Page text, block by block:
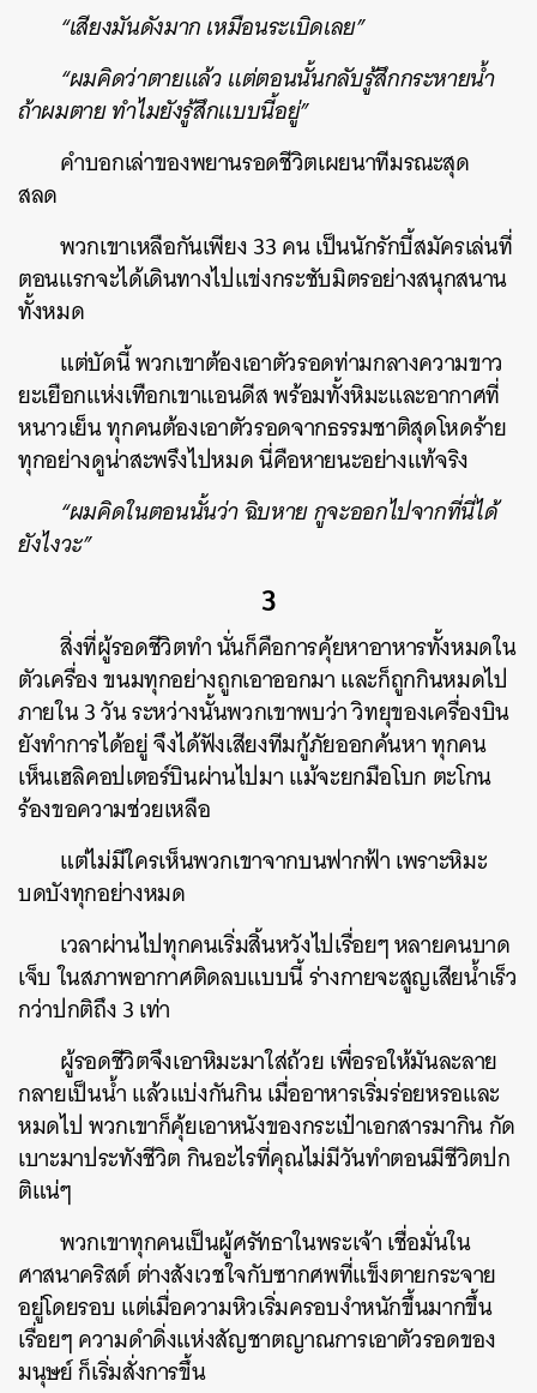
“เสียงมันดังมาก เหมือนระเบิดเลย”
“ผมคิดว่าตายแล้ว แต่ตอนนั้นกลับรู้สึกกระหายน้ำ
ถ้าผมตาย ทำไมยังรู้สึกแบบนี้อยู่”
คำบอกเล่าของพยานรอดชีวิตเผยนาทีมรณะสุด
สลด
พวกเขาเหลือกันเพียง 33 คน เป็นนักรักบี้สมัครเล่นที่
ตอนแรกจะได้เดินทางไปแข่งกระชับมิตรอย่างสนุกสนาน
ทั้งหมด
แต่บัดนี้ พวกเขาต้องเอาตัวรอดท่ามกลางความขาว
ยะเยือกแห่งเทือกเขาแอนดีส พร้อมทั้งหิมะและอากาศที่
หนาวเย็น ทุกคนต้องเอาตัวรอดจากธรรมชาติสุดโหดร้าย
ทุกอย่างดูน่าสะพรึงไปหมด นี่คือหายนะอย่างแท้จริง
“ผมคิดในตอนนั้นว่า ฉิบหาย กูจะออกไปจากที่นี่ได้
ยังไงวะ”
3
สิ่งที่ผู้รอดชีวิตทำ นั่นก็คือการคุ้ยหาอาหารทั้งหมดใน
ตัวเครื่อง ขนมทุกอย่างถูกเอาออกมา และก็ถูกกินหมดไป
ภายใน 3 วัน ระหว่างนั้นพวกเขาพบว่า วิทยุของเครื่องบิน
ยังทำการได้อยู่ จึงได้ฟังเสียงทีมกู้ภัยออกค้นหา ทุกคน
เห็นเฮลิคอปเตอร์บินผ่านไปมา แม้จะยกมือโบก ตะโกน
ร้องขอความช่วยเหลือ
แต่ไม่มีใครเห็นพวกเขาจากบนฟากฟ้า เพราะหิมะ
บดบังทุกอย่างหมด
เวลาผ่านไปทุกคนเริ่มสิ้นหวังไปเรื่อยๆ หลายคนบาด
เจ็บ ในสภาพอากาศติดลบแบบนี้ ร่างกายจะสูญเสียน้ำเร็ว
กว่าปกติถึง 3 เท่า
ผู้รอดชีวิตจึงเอาหิมะมาใส่ถ้วย เพื่อรอให้มันละลาย
กลายเป็นน้ำ แล้วแบ่งกันกิน เมื่ออาหารเริ่มร่อยหรอและ
หมดไป พวกเขาก็คุ้ยเอาหนังของกระเป๋าเอกสารมากิน กัด
เบาะมาประทังชีวิต กินอะไรที่คุณไม่มีวันทำตอนมีชีวิตปก
ติแน่ๆ
พวกเขาทุกคนเป็นผู้ศรัทธาในพระเจ้า เชื่อมั่นใน
ศาสนาคริสต์ ต่างสังเวชใจกับซากศพที่แข็งตายกระจาย
อยู่โดยรอบ แต่เมื่อความหิวเริ่มครอบงำหนักขึ้นมากขึ้น
เรื่อยๆ ความดำดิ่งแห่งสัญชาตญาณการเอาตัวรอดของ
มนุษย์ ก็เริ่มสั่งการขึ้น